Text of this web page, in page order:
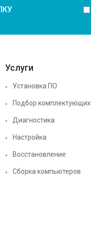
Услуги
Установка ПО
Подбор комплектующих
Диагностика
Настройка
Восстановление
Сборка компьютеров